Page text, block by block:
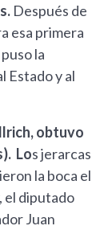
Después de
esa primera
la
Estado y al
obtuvo
Los jerarcas
la boca el
el diputado
Juan